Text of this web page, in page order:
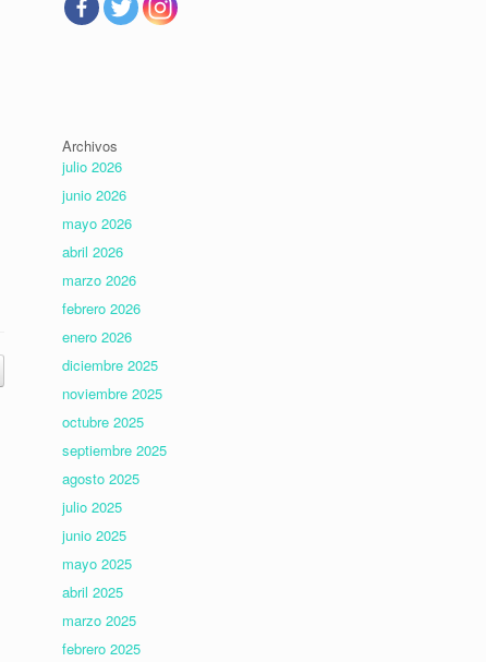
Archivos
julio 2026
junio 2026
mayo 2026
abril 2026
marzo 2026
febrero 2026
enero 2026
diciembre 2025
noviembre 2025
octubre 2025
septiembre 2025
agosto 2025
julio 2025
junio 2025
mayo 2025
abril 2025
marzo 2025
febrero 2025